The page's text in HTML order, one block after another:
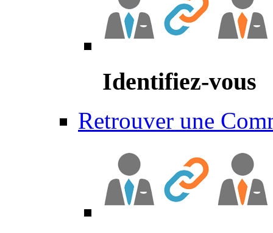
Identifiez-vous
Retrouver une